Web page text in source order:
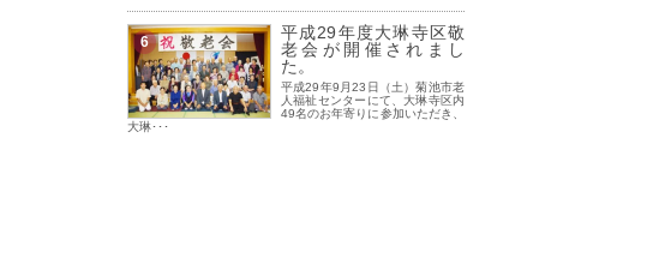
6
平成29年度大琳寺区敬
老会が開催されまし
た。
平成29年9月23日（土）菊池市老
人福祉センターにて、大琳寺区内
49名のお年寄りに参加いただき、
大琳･･･